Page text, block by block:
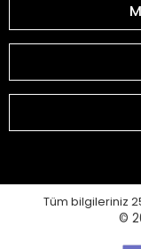
Tüm bilgileriniz
©